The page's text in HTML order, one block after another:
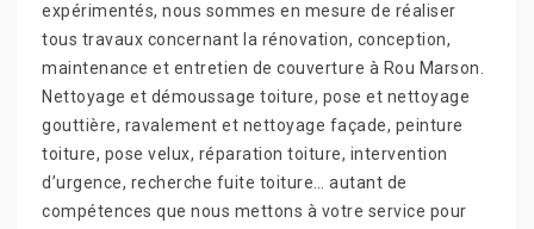
expérimentés, nous sommes en mesure de réaliser
tous travaux concernant la rénovation, conception,
maintenance et entretien de couverture à Rou Marson.
Nettoyage et démoussage toiture, pose et nettoyage
gouttière, ravalement et nettoyage façade, peinture
toiture, pose velux, réparation toiture, intervention
d’urgence, recherche fuite toiture… autant de
compétences que nous mettons à votre service pour